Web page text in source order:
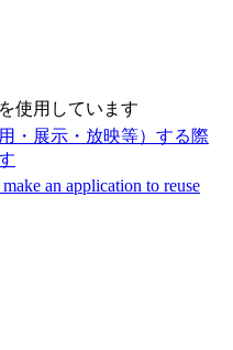
使用しています
・展示・放映等）する際
an application to reuse